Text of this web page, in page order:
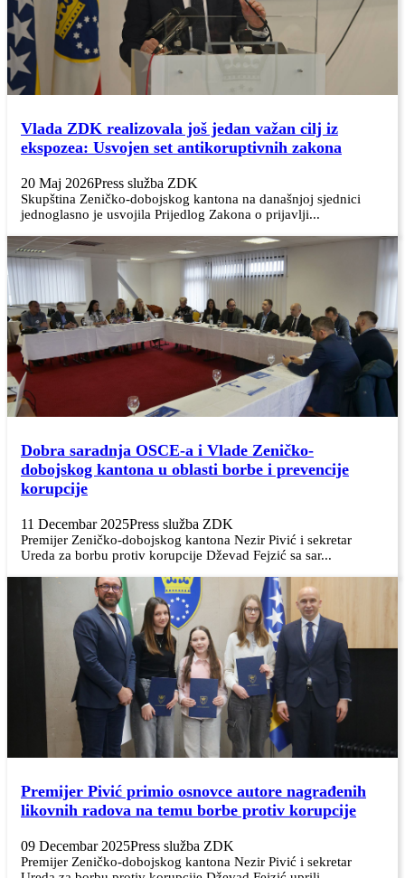
Vlada ZDK realizovala još jedan važan cilj iz
ekspozea: Usvojen set antikoruptivnih zakona
20 Maj 2026Press služba ZDK
Skupština Zeničko-dobojskog kantona na današnjoj sjednici
jednoglasno je usvojila Prijedlog Zakona o prijavlji...
Dobra saradnja OSCE-a i Vlade Zeničko-
dobojskog kantona u oblasti borbe i prevencije
korupcije
11 Decembar 2025Press služba ZDK
Premijer Zeničko-dobojskog kantona Nezir Pivić i sekretar
Ureda za borbu protiv korupcije Dževad Fejzić sa sar...
Premijer Pivić primio osnovce autore nagrađenih
likovnih radova na temu borbe protiv korupcije
09 Decembar 2025Press služba ZDK
Premijer Zeničko-dobojskog kantona Nezir Pivić i sekretar